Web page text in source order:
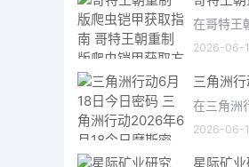
在哥特王
2026-06-
在三角洲
2026-06-